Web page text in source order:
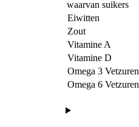
waarvan suikers
Eiwitten
Zout
Vitamine A
Vitamine D
Omega 3 Vetzuren
Omega 6 Vetzuren